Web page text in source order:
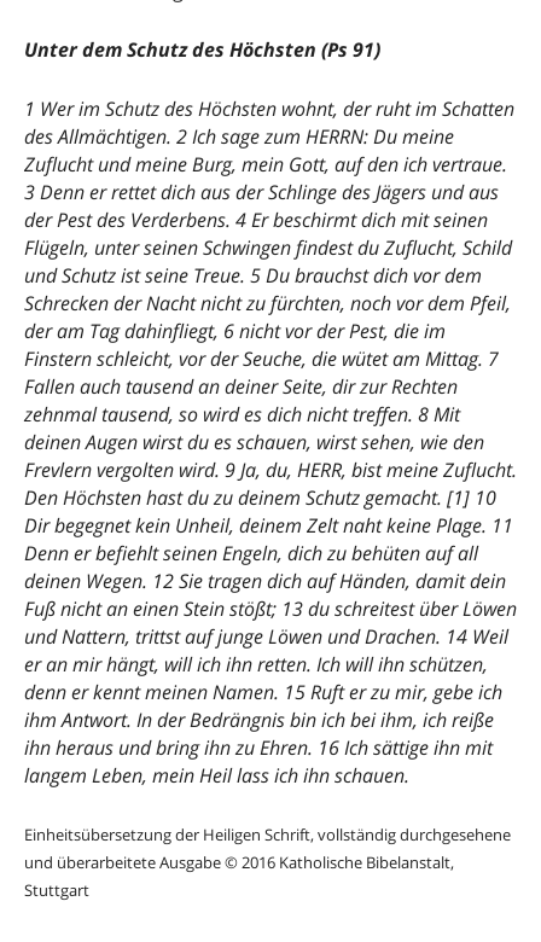
Unter dem Schutz des Höchsten (Ps 91)
1 Wer im Schutz des Höchsten wohnt, der ruht im Schatten
des Allmächtigen. 2 Ich sage zum HERRN: Du meine
Zuflucht und meine Burg, mein Gott, auf den ich vertraue.
3 Denn er rettet dich aus der Schlinge des Jägers und aus
der Pest des Verderbens. 4 Er beschirmt dich mit seinen
Flügeln, unter seinen Schwingen findest du Zuflucht, Schild
und Schutz ist seine Treue. 5 Du brauchst dich vor dem
Schrecken der Nacht nicht zu fürchten, noch vor dem Pfeil,
der am Tag dahinfliegt, 6 nicht vor der Pest, die im
Finstern schleicht, vor der Seuche, die wütet am Mittag. 7
Fallen auch tausend an deiner Seite, dir zur Rechten
zehnmal tausend, so wird es dich nicht treffen. 8 Mit
deinen Augen wirst du es schauen, wirst sehen, wie den
Frevlern vergolten wird. 9 Ja, du, HERR, bist meine Zuflucht.
Den Höchsten hast du zu deinem Schutz gemacht. [1] 10
Dir begegnet kein Unheil, deinem Zelt naht keine Plage. 11
Denn er befiehlt seinen Engeln, dich zu behüten auf all
deinen Wegen. 12 Sie tragen dich auf Händen, damit dein
Fuß nicht an einen Stein stößt; 13 du schreitest über Löwen
und Nattern, trittst auf junge Löwen und Drachen. 14 Weil
er an mir hängt, will ich ihn retten. Ich will ihn schützen,
denn er kennt meinen Namen. 15 Ruft er zu mir, gebe ich
ihm Antwort. In der Bedrängnis bin ich bei ihm, ich reiße
ihn heraus und bring ihn zu Ehren. 16 Ich sättige ihn mit
langem Leben, mein Heil lass ich ihn schauen.
Einheitsübersetzung der Heiligen Schrift, vollständig durchgesehene
und überarbeitete Ausgabe © 2016 Katholische Bibelanstalt,
Stuttgart